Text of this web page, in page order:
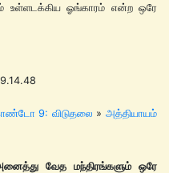
உள்ளடக்கிய ஓங்காரம் என்ற ஒரே
9.14.48
9: விடுதலை » அத்தியாயம்
வேத மந்திரங்களும் ஒரே